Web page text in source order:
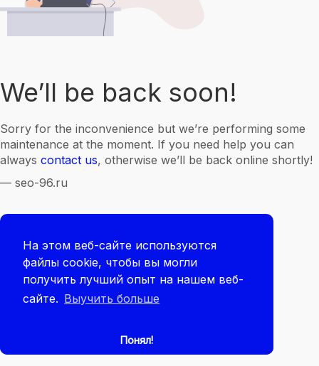
На этом веб-сайте используются
файлы cookie, чтобы вы могли
получить лучший опыт на нашем веб-
сайте. Выучить больше
Понял!
We’ll be back soon!
Sorry for the inconvenience but we’re performing some
maintenance at the moment. If you need help you can
always contact us, otherwise we’ll be back online shortly!
— seo-96.ru